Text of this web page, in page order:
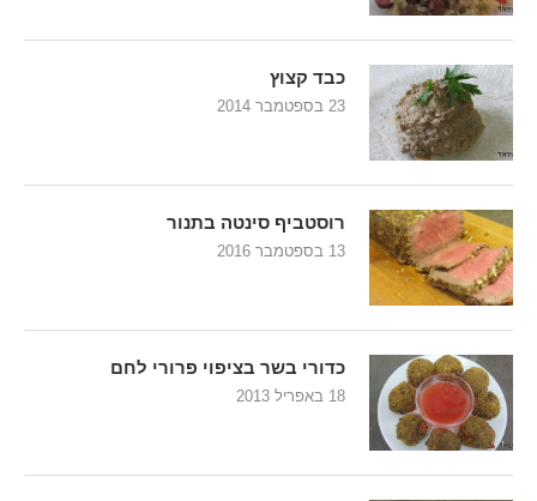
כבד קצוץ
23 בספטמבר 2014
רוסטביף סינטה בתנור
13 בספטמבר 2016
כדורי בשר בציפוי פרורי לחם
18 באפריל 2013